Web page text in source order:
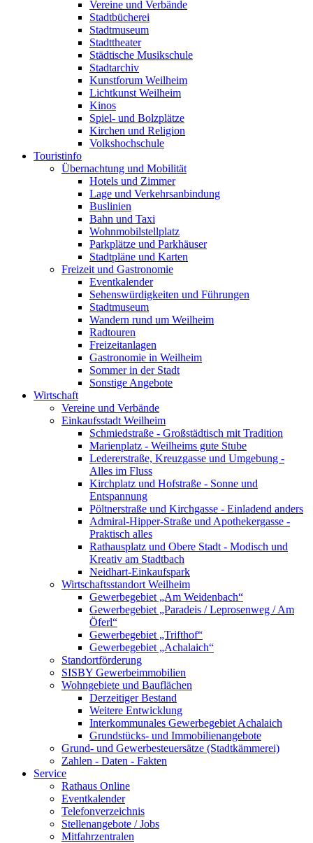
Vereine und Verbände
Stadtbücherei
Stadtmuseum
Stadttheater
Städtische Musikschule
Stadtarchiv
Kunstforum Weilheim
Lichtkunst Weilheim
Kinos
Spiel- und Bolzplätze
Kirchen und Religion
Volkshochschule
Touristinfo
Übernachtung und Mobilität
Hotels und Zimmer
Lage und Verkehrsanbindung
Buslinien
Bahn und Taxi
Wohnmobilstellplatz
Parkplätze und Parkhäuser
Stadtpläne und Karten
Freizeit und Gastronomie
Eventkalender
Sehenswürdigkeiten und Führungen
Stadtmuseum
Wandern rund um Weilheim
Radtouren
Freizeitanlagen
Gastronomie in Weilheim
Sommer in der Stadt
Sonstige Angebote
Wirtschaft
Vereine und Verbände
Einkaufsstadt Weilheim
Schmiedstraße - Großstädtisch mit Tradition
Marienplatz - Weilheims gute Stube
Ledererstraße, Kreuzgasse und Umgebung -
Alles im Fluss
Kirchplatz und Hofstraße - Sonne und
Entspannung
Pöltnerstraße und Kirchgasse - Einladend anders
Admiral-Hipper-Straße und Apothekergasse -
Praktisch alles
Rathausplatz und Obere Stadt - Modisch und
Kreativ am Stadtbach
Neidhart-Einkaufspark
Wirtschaftsstandort Weilheim
Gewerbegebiet „Am Weidenbach“
Gewerbegebiet „Paradeis / Leprosenweg / Am
Öferl“
Gewerbegebiet „Trifthof“
Gewerbegebiet „Achalaich“
Standortförderung
SISBY Gewerbeimmobilien
Wohngebiete und Bauflächen
Derzeitiger Bestand
Weitere Entwicklung
Interkommunales Gewerbegebiet Achalaich
Grundstücks- und Immobilienangebote
Grund- und Gewerbesteuersätze (Stadtkämmerei)
Zahlen - Daten - Fakten
Service
Rathaus Online
Eventkalender
Telefonverzeichnis
Stellenangebote / Jobs
Mitfahrzentralen